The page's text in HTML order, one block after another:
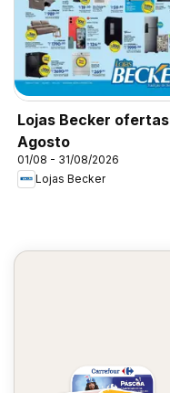
Lojas Becker ofertas
Agosto
01/08 - 31/08/2026
Lojas Becker